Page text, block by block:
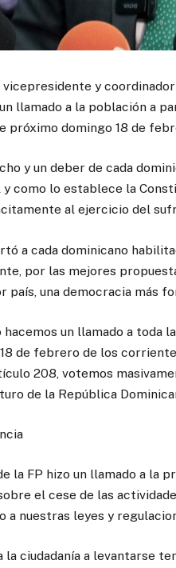
vicepresidente y
llamado a la población a
próximo domingo 18 de
y un deber de cada
como lo establece la
al ejercicio del
a cada dominicano
por las mejores
país, una democracia más
hacemos un llamado a toda
de febrero de los
208, votemos
de la República
la FP hizo un llamado a la
el cese de las
a nuestras leyes y
la ciudadanía a levantarse